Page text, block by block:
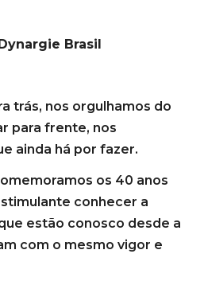
Brasil
trás, nos orgulhamos do
para frente, nos
ainda há por fazer.
os 40 anos
conhecer a
estão conosco desde a
com o mesmo vigor e